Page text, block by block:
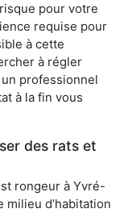
pour votre
requise pour
à cette
à régler
professionnel
à la fin vous
des rats et
rongeur à Yvré-
d’habitation